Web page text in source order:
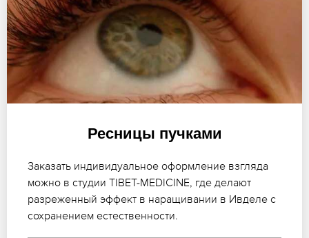
Ресницы пучками
Заказать индивидуальное оформление взгляда
можно в студии TIBET-MEDICINE, где делают
разреженный эффект в наращивании в Ивделе с
сохранением естественности.